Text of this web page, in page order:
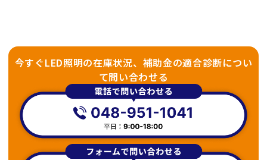
今すぐLED照明の在庫状況、補助金の適合診断につい
て問い合わせる